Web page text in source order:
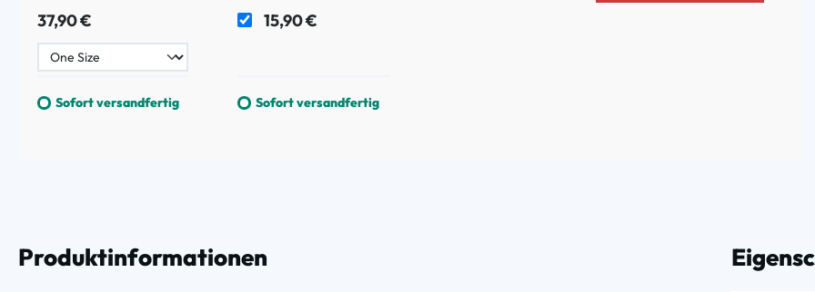
Pro Adjustable
Cap Schwarz
37,90 €
Sofort versandfertig
Sport Towel
15,90 €
Sofort versandfertig
Produktinformationen